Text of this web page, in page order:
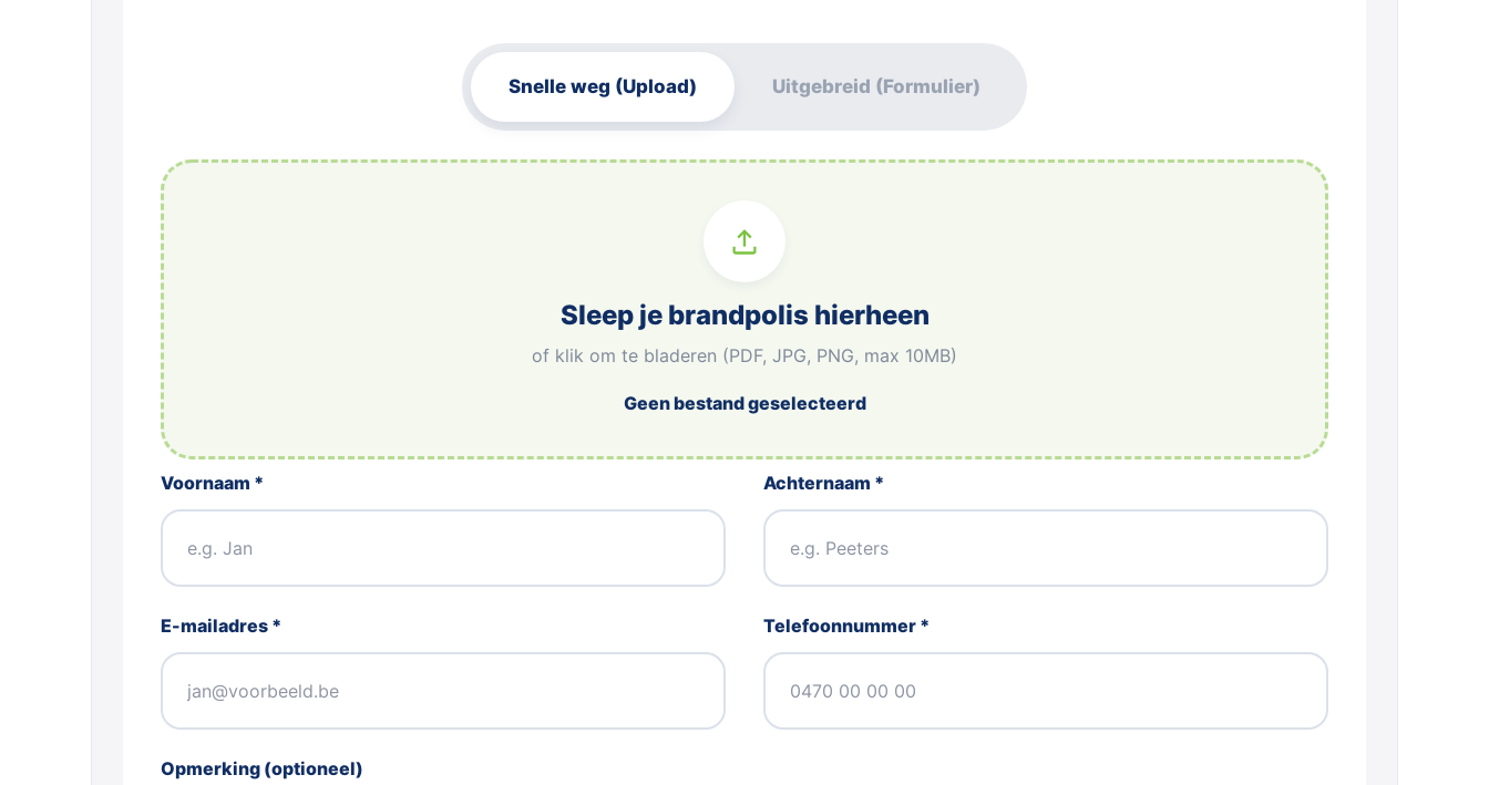
Snelle weg (Upload) Uitgebreid (Formulier)
Sleep je brandpolis hierheen
of klik om te bladeren (PDF, JPG, PNG, max 10MB)
Geen bestand geselecteerd
Brandpolis uploaden
Voornaam * Achternaam *
E-mailadres * Telefoonnummer *
Opmerking (optioneel)